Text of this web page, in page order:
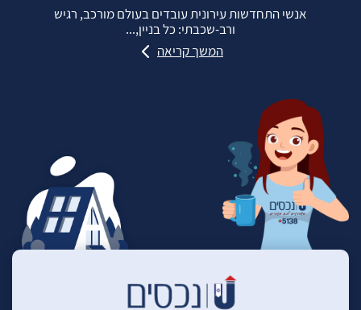
אנשי התחדשות עירונית עובדים בעולם מורכב, רגיש
ורב‑שכבתי: כל בניין,...
המשך קריאה